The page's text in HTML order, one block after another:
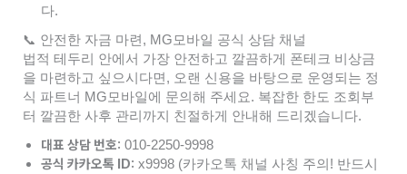
다.
📞 안전한 자금 마련, MG모바일 공식 상담 채널
법적 테두리 안에서 가장 안전하고 깔끔하게 폰테크 비상금
을 마련하고 싶으시다면, 오랜 신용을 바탕으로 운영되는 정
식 파트너 MG모바일에 문의해 주세요. 복잡한 한도 조회부
터 깔끔한 사후 관리까지 친절하게 안내해 드리겠습니다.
대표 상담 번호: 010-2250-9998
공식 카카오톡 ID: x9998 (카카오톡 채널 사칭 주의! 반드시